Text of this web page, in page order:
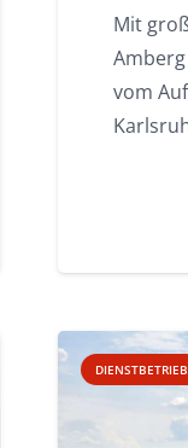
Mit
vom
DIENSTBETRIEB